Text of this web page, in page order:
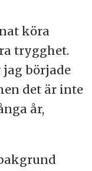
köra
trygghet.
jag började
det är inte
år,